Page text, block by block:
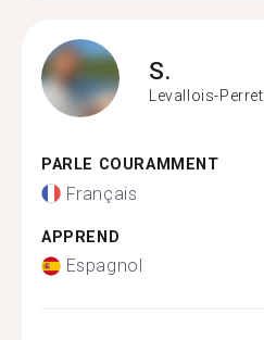
S.
Levallois-Perret
PARLE COURAMMENT
Français
APPREND
Espagnol